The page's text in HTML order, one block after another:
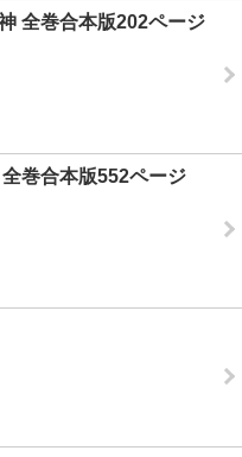
全巻合本版202ページ
全巻合本版552ページ